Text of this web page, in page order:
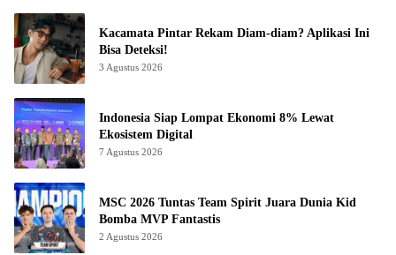
Kacamata Pintar Rekam Diam-diam? Aplikasi Ini
Bisa Deteksi!
3 Agustus 2026
Indonesia Siap Lompat Ekonomi 8% Lewat
Ekosistem Digital
7 Agustus 2026
MSC 2026 Tuntas Team Spirit Juara Dunia Kid
Bomba MVP Fantastis
2 Agustus 2026